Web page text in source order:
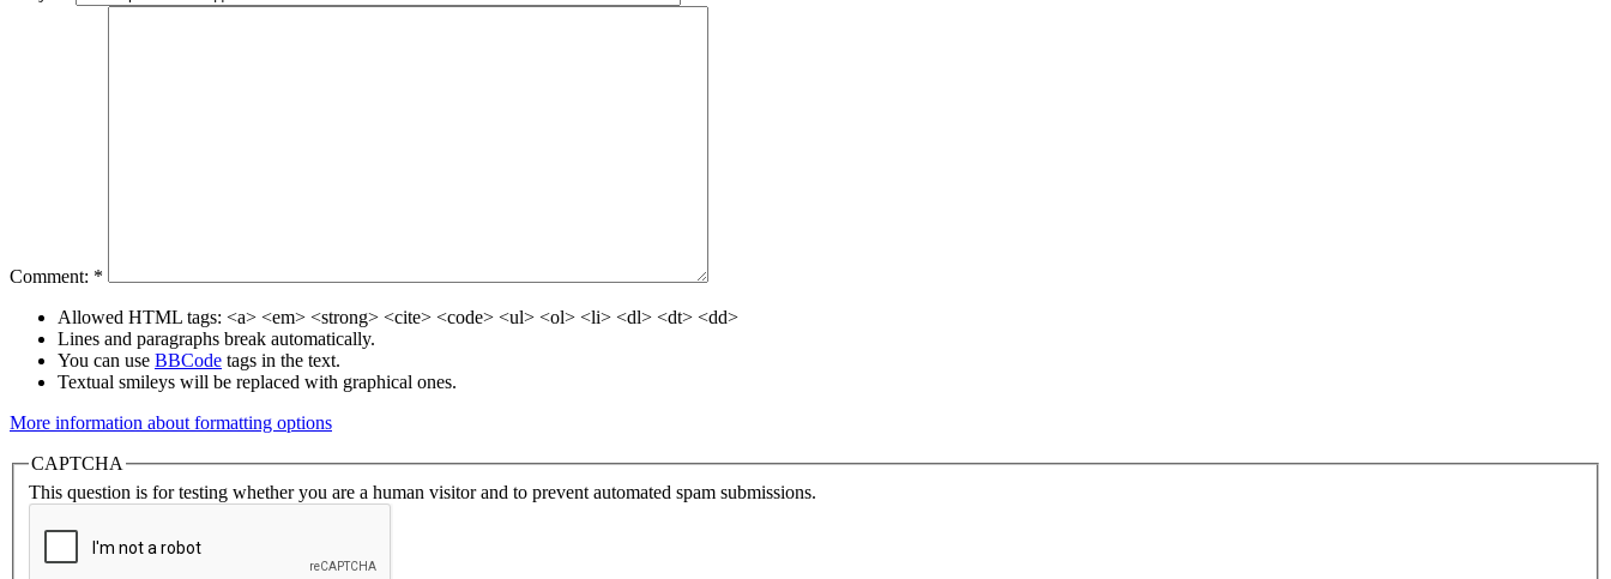
Comment: *
Allowed HTML tags: <a> <em> <strong> <cite> <code> <ul> <ol> <li> <dl> <dt> <dd>
Lines and paragraphs break automatically.
You can use BBCode tags in the text.
Textual smileys will be replaced with graphical ones.
More information about formatting options
CAPTCHA
This question is for testing whether you are a human visitor and to prevent automated spam submissions.